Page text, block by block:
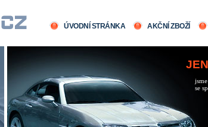
ÚVODNÍ STRÁNKA AKČNÍ ZBOŽÍ
se